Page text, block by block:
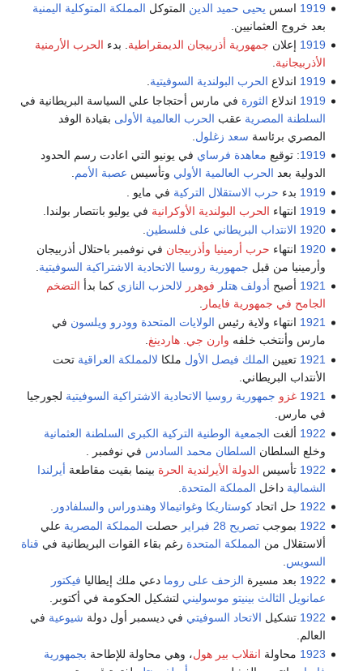
1919 اسس يحيى حميد الدين المتوكل المملكة المتوكلية اليمنية
بعد خروج العثمانيين.
1919 إعلان جمهورية أذربيجان الديمقراطية . بدء الحرب الأرمنية
الأذربيجانية
1919 اندلاع الحرب البولندية السوفيتية.
1919 اندلاع الثورة في مارس أحتجاجا علي السياسة البريطانية في
السلطنة المصرية عقب الحرب العالمية الأولى بقيادة الوفد
المصري برئاسة سعد زغلول
1919: توقيع معاهدة فرساي في يونيو التي اعادت رسم الحدود
الدولية بعد الحرب العالمية الأولي وتأسيس عصبة الأمم
1919 بدء حرب الاستقلال التركية في مايو .
1919 انتهاء الحرب البولندية الأوكرانية في يوليو بانتصار بولندا.
1920 الانتداب البريطاني على فلسطين.
1920 انتهاء حرب أرمينيا وأذربيجان في نوفمبر باحتلال أذربيجان
وأرمينيا من قبل جمهورية روسيا الاتحادية الاشتراكية السوفيتية
1921 أصبح أدولف هتلر فوهرر لالحزب النازي كما بدأ التضخم
الجامح في جمهورية فايمار
1921 انتهاء ولاية رئيس الولايات المتحدة وودرو ويلسون في
مارس وأنتخب خلفه وارن جي. هاردينغ.
1921 تعيين الملك فيصل الأول ملكا لالمملكة العراقية تحت
الأنتداب البريطاني.
1921 غزو جمهورية روسيا الاتحادية الاشتراكية السوفيتية لجورجيا
في مارس.
1922 ألغت الجمعية الوطنية التركية الكبرى السلطنة العثمانية
وخلع السلطان السلطان محمد السادس في نوفمبر .
1922 تأسيس الدولة الأيرلندية الحرة بينما بقيت مقاطعة أيرلندا
الشمالية داخل المملكة المتحدة
1922 حل اتحادكوستاريكا وغواتيمالا وهندوراس والسلفادور .
1922 بموجبتصريح 28 فبراير حصلت المملكة المصرية علي
ألاستقلال من المملكة المتحدة رغم بقاء القوات البريطانية في قناة
السويس
1922 بعد مسيرة الزحف على روما دعي ملك إيطاليا فيكتور
عمانويل الثالث بينيتو موسوليني لتشكيل الحكومة في أكتوبر.
1922 تشكيل الاتحاد السوفيتي في ديسمبر أول دولة شيوعية في
العالم.
1923 محاولة انقلاب بير هول، وهي محاولة للإطاحة بجمهورية